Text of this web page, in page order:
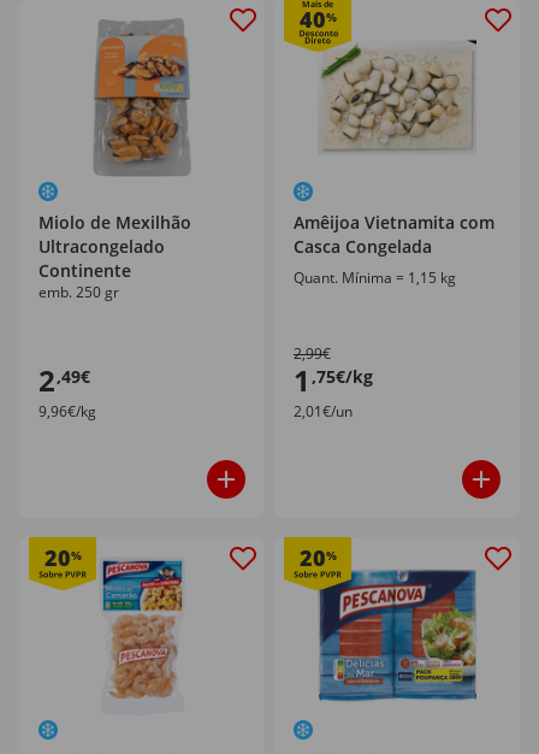
Miolo de Mexilhão
Ultracongelado
Continente
emb. 250 gr
2,49€
9,96€/kg
Mais de
40%
Amêijoa Vietnamita com
Casca Congelada
Quant. Mínima = 1,15 kg
2,99€
1 ,75€/kg
2,01€/un
20% 20%